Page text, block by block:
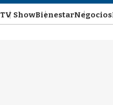
TV ShowBienestarNegocios